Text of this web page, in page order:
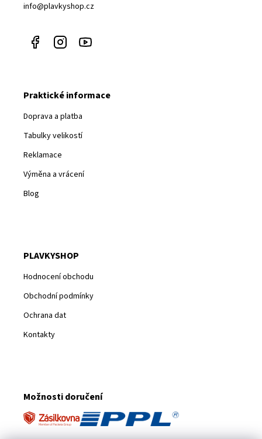
info@plavkyshop.cz
Praktické informace
Doprava a platba
Tabulky velikostí
Reklamace
Výměna a vrácení
Blog
PLAVKYSHOP
Hodnocení obchodu
Obchodní podmínky
Ochrana dat
Kontakty
Možnosti doručení